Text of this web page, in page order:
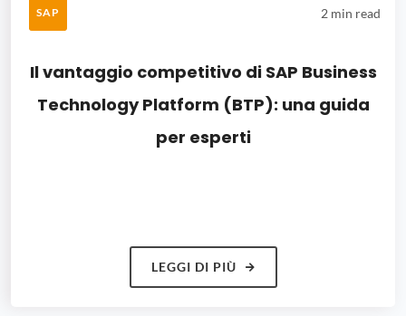
SAP 2 min read
Il vantaggio competitivo di SAP Business
Technology Platform (BTP): una guida
per esperti
LEGGI DI PIÙ